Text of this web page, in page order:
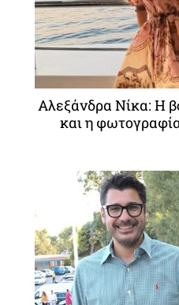
Αλεξάνδρα Νίκα: Η
και η